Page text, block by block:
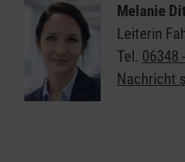
Bei den Fahrdiensten der
die
freundliche und
die umfassende
Vordergrund - vor,
Melanie
Leiterin
Tel. 06348
Nachricht